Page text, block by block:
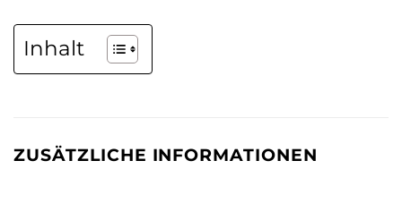
Inhalt
ZUSÄTZLICHE INFORMATIONEN